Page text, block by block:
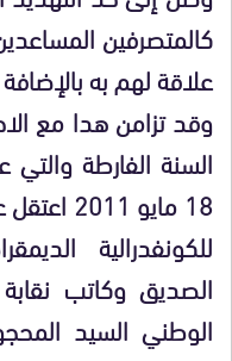
علاقة لهم به
وقد تزامن هدا مع
السنة الفارطة والتي
18 مايو
للكونفدرالية
الصديق وكاتب
الوطني السيد